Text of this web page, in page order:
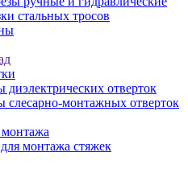
стальных тросов
диэлектрических отверток
слесарно-монтажных отверток
монтажа стяжек